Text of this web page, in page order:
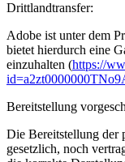
Drittlandtransfer:
Adobe ist unter dem
bietet hierdurch eine
einzuhalten (https://
Bereitstellung
Die Bereitstellung der
gesetzlich, noch